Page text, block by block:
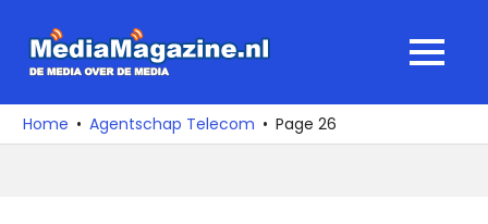
naar
media
over
MENU
Home Agentschap Telecom Page 26